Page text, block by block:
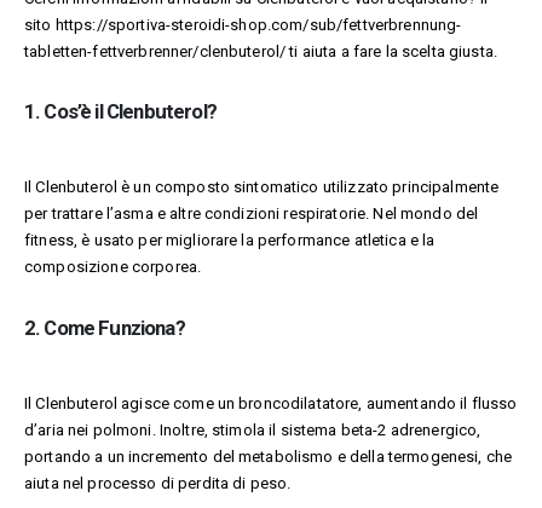
sito https://sportiva-steroidi-shop.com/sub/fettverbrennung-
tabletten-fettverbrenner/clenbuterol/ti aiuta a fare la scelta giusta.
1. Cos’è il Clenbuterol?
Il Clenbuterol è un composto sintomatico utilizzato principalmente
per trattare l’asma e altre condizioni respiratorie. Nel mondo del
fitness, è usato per migliorare la performance atletica e la
composizione corporea.
2. Come Funziona?
Il Clenbuterol agisce come un broncodilatatore, aumentando il flusso
d’aria nei polmoni. Inoltre, stimola il sistema beta-2 adrenergico,
portando a un incremento del metabolismo e della termogenesi, che
aiuta nel processo di perdita di peso.